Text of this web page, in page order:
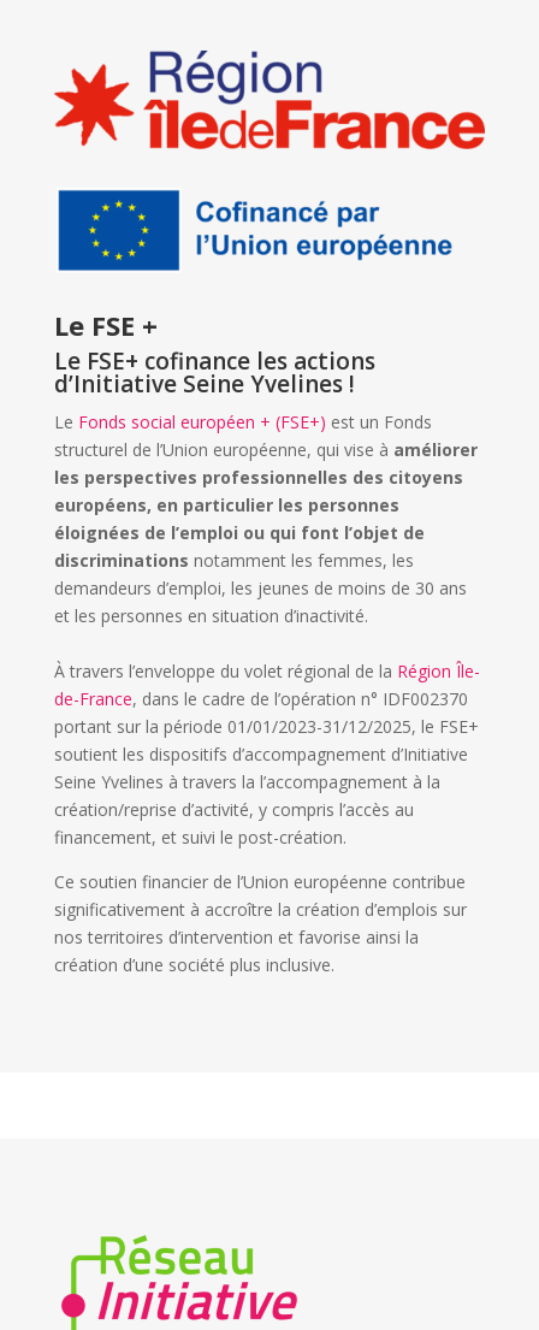
Le FSE +
Le FSE+ cofinance les actions
d’Initiative Seine Yvelines !
Le Fonds social européen + (FSE+) est un Fonds
structurel de l’Union européenne, qui vise à améliorer
les perspectives professionnelles des citoyens
européens, en particulier les personnes
éloignées de l’emploi ou qui font l’objet de
discriminations notamment les femmes, les
demandeurs d’emploi, les jeunes de moins de 30 ans
et les personnes en situation d’inactivité.
À travers l’enveloppe du volet régional de la Région Île-
de-France, dans le cadre de l’opération n° IDF002370
portant sur la période 01/01/2023-31/12/2025, le FSE+
soutient les dispositifs d’accompagnement d’Initiative
Seine Yvelines à travers la l’accompagnement à la
création/reprise d’activité, y compris l’accès au
financement, et suivi le post-création.
Ce soutien financier de l’Union européenne contribue
significativement à accroître la création d’emplois sur
nos territoires d’intervention et favorise ainsi la
création d’une société plus inclusive.